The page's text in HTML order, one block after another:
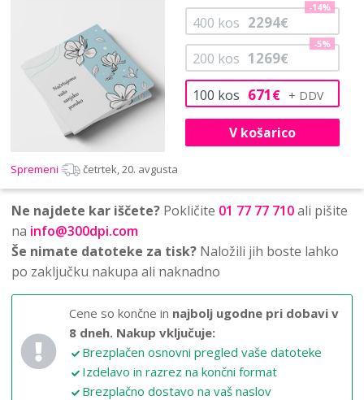
100 kos 671€
200 kos 1269€
-5%
400 kos 2294€
-14%
V košarico
Spremeni četrtek, 20. avgusta
Ne najdete kar iščete? Pokličite 01 77 77 710ali pišite
na info@300dpi.com
Še nimate datoteke za tisk? Naložili jih boste lahko
po zaključku nakupa ali naknadno
Cene so končne in najbolj ugodne pri dobavi v
8 dneh. Nakup vključuje:
Brezplačen osnovni pregled vaše datoteke
Izdelavo in razrez na končni format
Brezplačno dostavo na vaš naslov